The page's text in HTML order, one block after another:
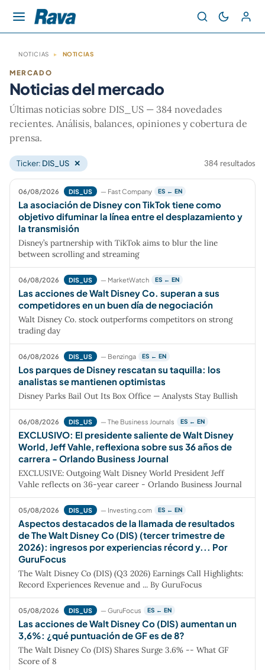
NOTICIAS ▸ NOTICIAS
MERCADO
Noticias del mercado
Últimas noticias sobre DIS_US — 384 novedades
recientes. Análisis, balances, opiniones y cobertura de
prensa.
Ticker: DIS_US ✕ 384 resultados
06/08/2026 DIS_US — Fast Company ES ← EN
La asociación de Disney con TikTok tiene como
objetivo difuminar la línea entre el desplazamiento y
la transmisión
Disney’s partnership with TikTok aims to blur the line
between scrolling and streaming
06/08/2026 DIS_US — MarketWatch ES ← EN
Las acciones de Walt Disney Co. superan a sus
competidores en un buen día de negociación
Walt Disney Co. stock outperforms competitors on strong
trading day
06/08/2026 DIS_US — Benzinga ES ← EN
Los parques de Disney rescatan su taquilla: los
analistas se mantienen optimistas
Disney Parks Bail Out Its Box Office — Analysts Stay Bullish
06/08/2026 DIS_US — The Business Journals ES ← EN
EXCLUSIVO: El presidente saliente de Walt Disney
World, Jeff Vahle, reflexiona sobre sus 36 años de
carrera - Orlando Business Journal
EXCLUSIVE: Outgoing Walt Disney World President Jeff
Vahle reflects on 36-year career - Orlando Business Journal
05/08/2026 DIS_US — Investing.com ES ← EN
Aspectos destacados de la llamada de resultados
de The Walt Disney Co (DIS) (tercer trimestre de
2026): ingresos por experiencias récord y... Por
GuruFocus
The Walt Disney Co (DIS) (Q3 2026) Earnings Call Highlights:
Record Experiences Revenue and ... By GuruFocus
05/08/2026 DIS_US — GuruFocus ES ← EN
Las acciones de Walt Disney Co (DIS) aumentan un
3,6%: ¿qué puntuación de GF es de 8?
The Walt Disney Co (DIS) Shares Surge 3.6% -- What GF
Score of 8